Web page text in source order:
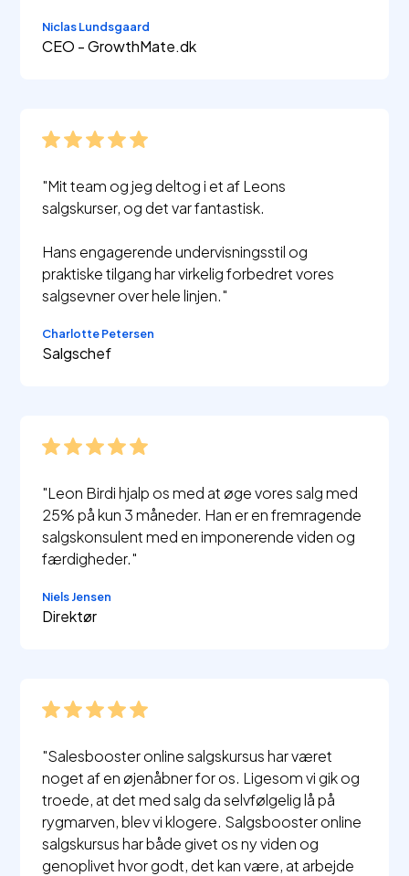
Niclas Lundsgaard
CEO - GrowthMate.dk
"Mit team og jeg deltog i et af Leons
salgskurser, og det var fantastisk.
Hans engagerende undervisningsstil og
praktiske tilgang har virkelig forbedret vores
salgsevner over hele linjen."
Charlotte Petersen
Salgschef
"Leon Birdi hjalp os med at øge vores salg med
25% på kun 3 måneder. Han er en fremragende
salgskonsulent med en imponerende viden og
færdigheder."
Niels Jensen
Direktør
"Salesbooster online salgskursus har været
noget af en øjenåbner for os. Ligesom vi gik og
troede, at det med salg da selvfølgelig lå på
rygmarven, blev vi klogere. Salgsbooster online
salgskursus har både givet os ny viden og
genoplivet hvor godt, det kan være, at arbejde